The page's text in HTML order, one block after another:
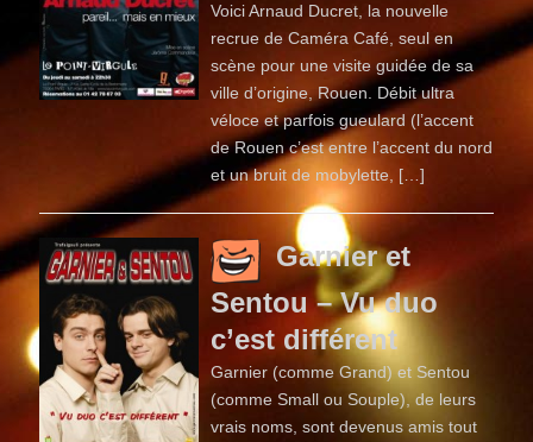
Voici Arnaud Ducret, la nouvelle
recrue de Caméra Café, seul en
scène pour une visite guidée de sa
ville d’origine, Rouen. Débit ultra
véloce et parfois gueulard (l’accent
de Rouen c’est entre l’accent du nord
et un bruit de mobylette, […]
Garnier et
Sentou – Vu duo
c’est différent
Garnier (comme Grand) et Sentou
(comme Small ou Souple), de leurs
vrais noms, sont devenus amis tout